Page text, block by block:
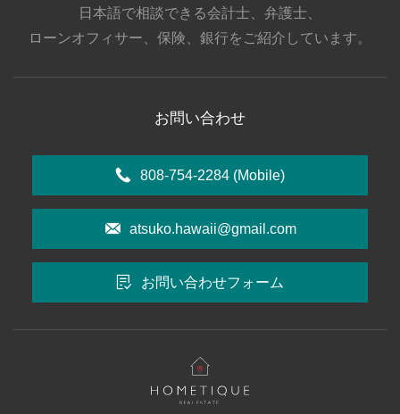
日本語で相談できる会計士、弁護士、
ローンオフィサー、保険、銀行をご紹介しています。
お問い合わせ
808-754-2284 (Mobile)
atsuko.hawaii@gmail.com
お問い合わせフォーム